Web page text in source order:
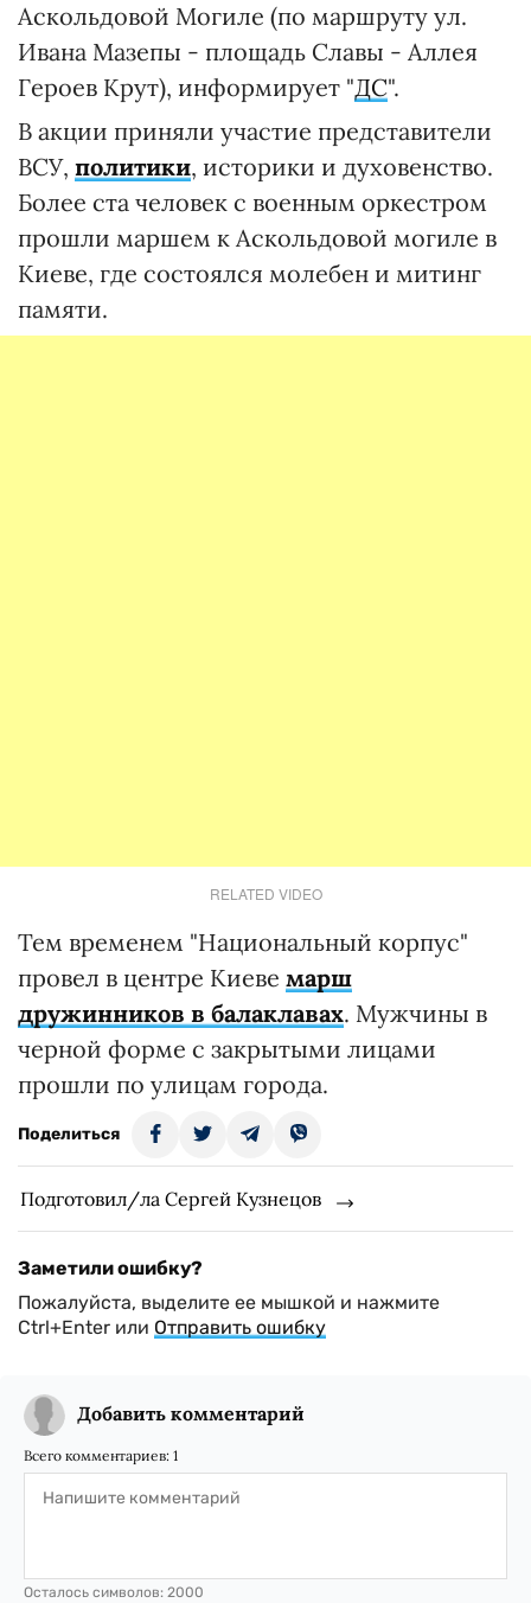
Аскольдовой Могиле (по маршруту ул.
Ивана Мазепы - площадь Славы - Аллея
Героев Крут), информирует "ДС".
В акции приняли участие представители
ВСУ, политики, историки и духовенство.
Более ста человек с военным оркестром
прошли маршем к Аскольдовой могиле в
Киеве, где состоялся молебен и митинг
памяти.
RELATED VIDEO
Тем временем "Национальный корпус"
провел в центре Киеве марш
дружинников в балаклавах. Мужчины в
черной форме с закрытыми лицами
прошли по улицам города.
Поделиться
Подготовил/ла Сергей Кузнецов
Заметили ошибку?
Пожалуйста, выделите ее мышкой и нажмите
Ctrl+Enter или Отправить ошибку
Добавить комментарий
Всего комментариев: 1
Осталось символов: 2000